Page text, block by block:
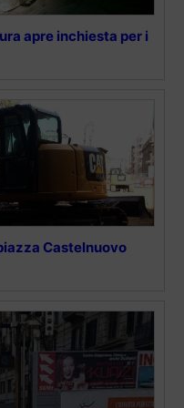
apre inchiesta per i
Castelnuovo